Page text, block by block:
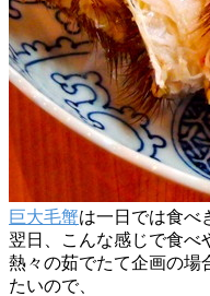
巨大毛蟹は一日では食べ
翌日、こんな感じで食べ
熱々の茹でたて企画の場
たいので、